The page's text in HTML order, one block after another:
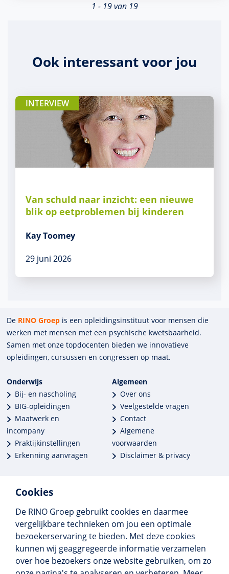
Cookies
De RINO Groep gebruikt cookies en daarmee
vergelijkbare technieken om jou een optimale
bezoekerservaring te bieden. Met deze cookies
kunnen wij geaggregeerde informatie verzamelen
over hoe bezoekers onze website gebruiken, om zo
1 - 19 van 19
Ook interessant voor jou
INTERVIEW
Van schuld naar inzicht: een nieuwe
blik op eetproblemen bij kinderen
Kay Toomey
29 juni 2026
De RINO Groep is een opleidings­insti­tuut voor mensen die
werken met mensen met een psychische kwets­baar­heid.
Samen met onze top­docenten bieden we innova­tieve
opleidingen, cursussen en congres­sen op maat.
Onderwijs
Bij- en nascholing
BIG-opleidingen
Maatwerk en
incompany
Praktijkinstellingen
Erkenning aanvragen
Algemeen
Over ons
Veelgestelde vragen
Contact
Algemene
voorwaarden
Disclaimer & privacy
Meer dan 250 opleidingen
Alle BIG-opleidingen in huis
Cedeo-erkend en CRKBO-geregistreerd
Gemiddelde beoordeling 8,4